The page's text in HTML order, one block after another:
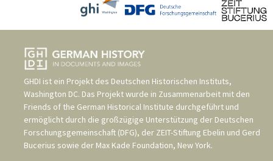
GHDI ist ein Projekt des Deutschen Historischen Instituts,
Washington DC. Das Projekt wurde in Zusammenarbeit mit den
Friends of the German Historical Institute durchgeführt und
ermöglicht durch die großzügige Unterstützung der Deutschen
Forschungsgemeinschaft (DFG), der ZEIT-Stiftung Ebelin und Gerd
Bucerius sowie der Max Kade Foundation, New York.